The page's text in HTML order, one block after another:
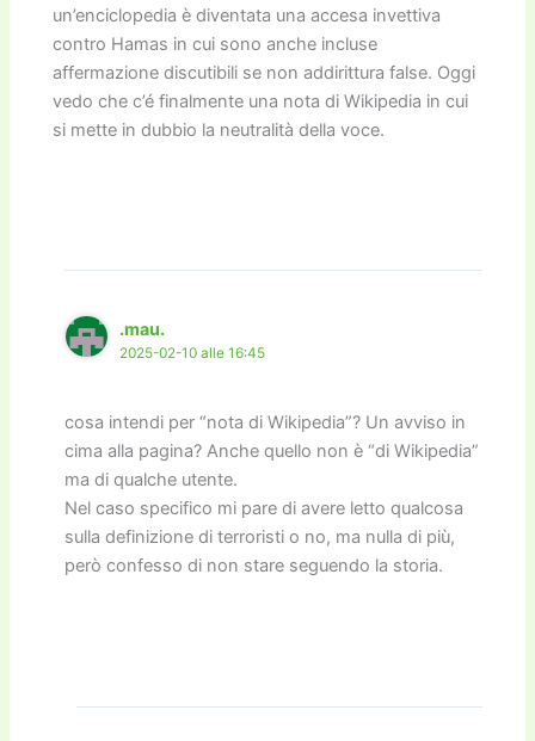
un’enciclopedia è diventata una accesa invettiva
contro Hamas in cui sono anche incluse
affermazione discutibili se non addirittura false. Oggi
vedo che c’é finalmente una nota di Wikipedia in cui
si mette in dubbio la neutralità della voce.
.mau.
2025-02-10 alle 16:45
cosa intendi per “nota di Wikipedia”? Un avviso in
cima alla pagina? Anche quello non è “di Wikipedia”
ma di qualche utente.
Nel caso specifico mi pare di avere letto qualcosa
sulla definizione di terroristi o no, ma nulla di più,
però confesso di non stare seguendo la storia.